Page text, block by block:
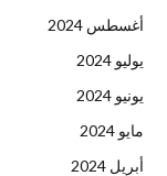
أغسطس 2024
يوليو 2024
يونيو 2024
مايو 2024
أبريل 2024